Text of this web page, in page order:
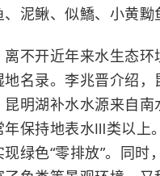
泥鳅、似鱎、小黄黝
不开近年来水生态
名录。李兆晋介绍
明湖补水水源来自南
保持地表水Ⅲ类以上
绿色“零排放”。同